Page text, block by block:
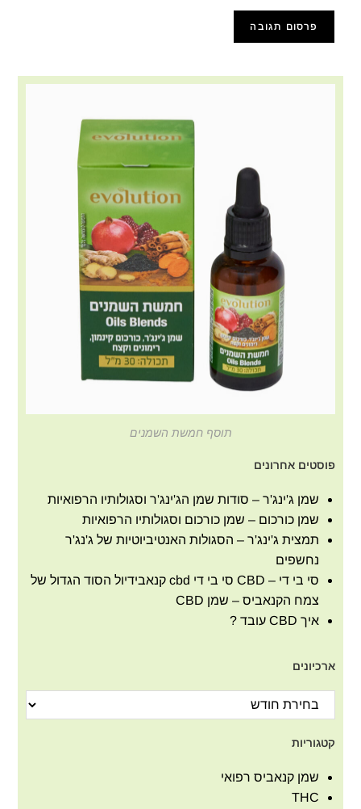
תוסף חמשת השמנים
פוסטים אחרונים
שמן ג'ינג'ר – סודות שמן הג'ינג'ר וסגולותיו הרפואיות
שמן כורכום – שמן כורכום וסגולותיו הרפואיות
תמצית ג'ינג'ר – הסגולות האנטיביוטיות של ג'נג'ר
נחשפים
סי בי די – CBD סי בי די cbd קנאבידיול הסוד הגדול של
צמח הקנאביס – שמן CBD
איך CBD עובד ?
ארכיונים
קטגוריות
שמן קנאביס רפואי
THC